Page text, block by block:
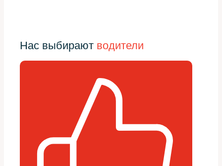
Нас выбирают водители